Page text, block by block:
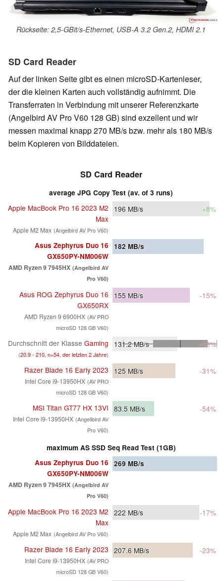
Rückseite: 2,5-GBit/s-Ethernet, USB-A 3.2 Gen.2, HDMI 2.1
SD Card Reader
Auf der linken Seite gibt es einen microSD-Kartenleser,
der die kleinen Karten auch vollständig aufnimmt. Die
Transferraten in Verbindung mit unserer Referenzkarte
(Angelbird AV Pro V60 128 GB) sind exzellent und wir
messen maximal knapp 270 MB/s bzw. mehr als 180 MB/s
beim Kopieren von Bilddateien.
SD Card Reader
average JPG Copy Test (av. of 3 runs)
Apple MacBook Pro 16 2023 M2
Max
Apple M2 Max (Angelbird AV Pro V60)
196 MB/s +8%
Asus Zephyrus Duo 16
GX650PY-NM006W
AMD Ryzen 9 7945HX (Angelbird AV
Pro V60)
182 MB/s
Asus ROG Zephyrus Duo 16
GX650RX
AMD Ryzen 9 6900HX (AV PRO
microSD 128 GB V60)
155 MB/s -15%
Durchschnitt der Klasse Gaming
(20.9 - 210, n=54, der letzten 2 Jahre)
131.2MB/s -28%
Razer Blade 16 Early 2023
Intel Core i9-13950HX (AV PRO
microSD 128 GB V60)
125 MB/s -31%
MSI Titan GT77 HX 13VI
Intel Core i9-13950HX (Angelibird AV
Pro V60)
83.5 MB/s -54%
maximum AS SSD Seq Read Test (1GB)
Asus Zephyrus Duo 16
GX650PY-NM006W
AMD Ryzen 9 7945HX (Angelbird AV
Pro V60)
269 MB/s
Apple MacBook Pro 16 2023 M2
Max
Apple M2 Max (Angelbird AV Pro V60)
222 MB/s -17%
Razer Blade 16 Early 2023
Intel Core i9-13950HX (AV PRO
microSD 128 GB V60)
207.6 MB/s -23%